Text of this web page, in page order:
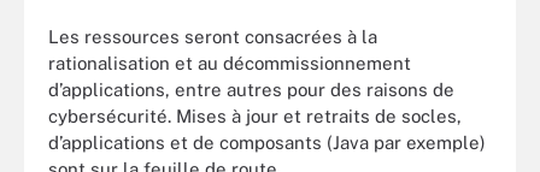
Les ressources seront consacrées à la
rationalisation et au décommissionnement
d’applications, entre autres pour des raisons de
cybersécurité. Mises à jour et retraits de socles,
d’applications et de composants (Java par exemple)